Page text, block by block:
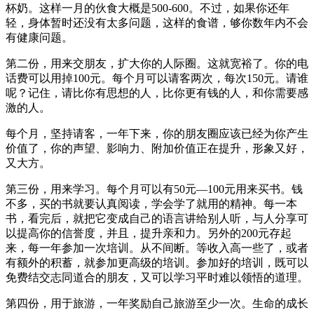
杯奶。这样一月的伙食大概是500-600。不过，如果你还年
轻，身体暂时还没有太多问题，这样的食谱，够你数年内不会
有健康问题。
第二份，用来交朋友，扩大你的人际圈。这就宽裕了。你的电
话费可以用掉100元。每个月可以请客两次，每次150元。请谁
呢？记住，请比你有思想的人，比你更有钱的人，和你需要感
激的人。
每个月，坚持请客，一年下来，你的朋友圈应该已经为你产生
价值了，你的声望、影响力、附加价值正在提升，形象又好，
又大方。
第三份，用来学习。每个月可以有50元—100元用来买书。钱
不多，买的书就要认真阅读，学会学了就用的精神。每一本
书，看完后，就把它变成自己的语言讲给别人听，与人分享可
以提高你的信誉度，并且，提升亲和力。另外的200元存起
来，每一年参加一次培训。从不间断。等收入高一些了，或者
有额外的积蓄，就参加更高级的培训。参加好的培训，既可以
免费结交志同道合的朋友，又可以学习平时难以领悟的道理。
第四份，用于旅游，一年奖励自己旅游至少一次。生命的成长